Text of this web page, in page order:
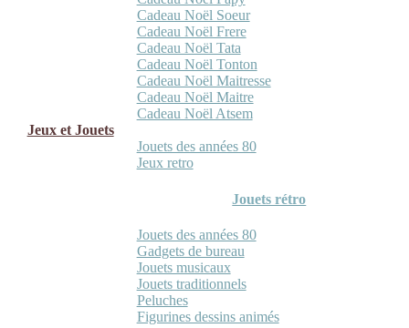
Cadeau Noël Soeur
Cadeau Noël Frere
Cadeau Noël Tata
Cadeau Noël Tonton
Cadeau Noël Maitresse
Cadeau Noël Maitre
Cadeau Noël Atsem
Jeux et Jouets
Jouets des années 80
Jeux retro
Jouets rétro
Jouets des années 80
Gadgets de bureau
Jouets musicaux
Jouets traditionnels
Peluches
Figurines dessins animés